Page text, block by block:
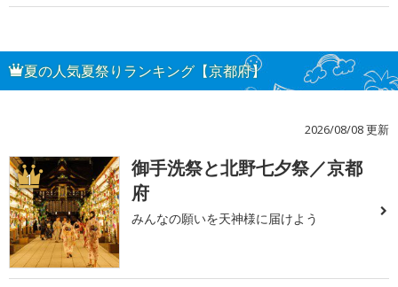
夏の人気夏祭りランキング【京都府】
2026/08/08 更新
1
御手洗祭と北野七夕祭／京都
府
みんなの願いを天神様に届けよう